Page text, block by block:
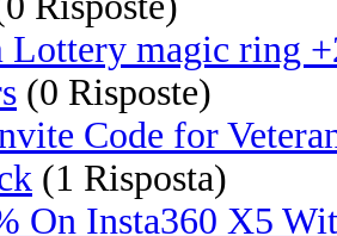
Lottery magic ring
(0 Risposte)
Code for
(1 Risposta)
On Insta360 X5